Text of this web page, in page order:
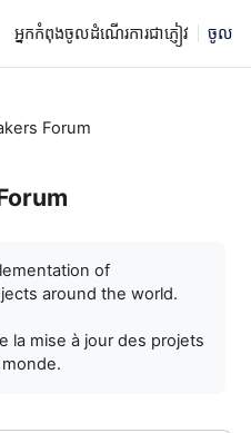
អ្នកកំពុងចូលដំណើរការជាភ្ញៀវ ចូល
Forum
of
around the world.
la mise à jour des projets